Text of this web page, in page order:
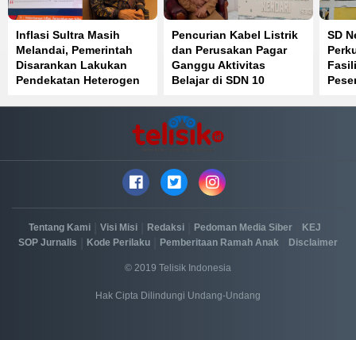
Inflasi Sultra Masih
Melandai, Pemerintah
Disarankan Lakukan
Pendekatan Heterogen
Pencurian Kabel Listrik
dan Perusakan Pagar
Ganggu Aktivitas
Belajar di SDN 10
SD
Tentang Kami Visi Misi Redaksi Pedoman Media Siber KEJ
SOP Jurnalis Kode Perilaku Pemberitaan Ramah Anak Disclaimer
© 2019 Telisik Indonesia
Hak Cipta Dilindungi Undang-Undang